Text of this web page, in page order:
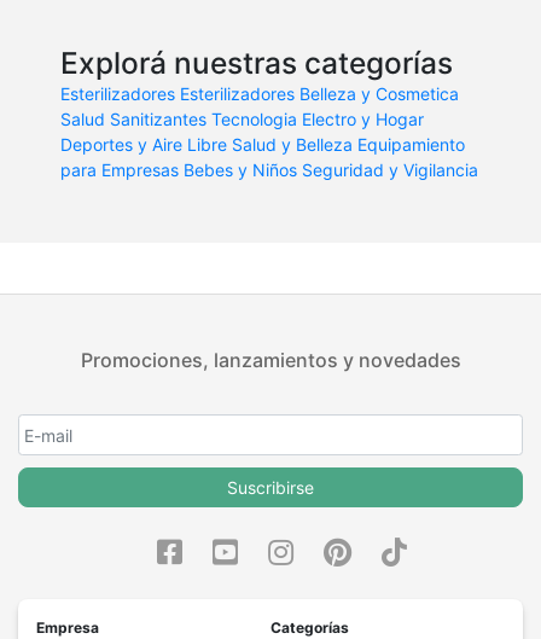
Explorá nuestras categorías
Esterilizadores Esterilizadores Belleza y Cosmetica
Salud Sanitizantes Tecnologia Electro y Hogar
Deportes y Aire Libre Salud y Belleza Equipamiento
para Empresas Bebes y Niños Seguridad y Vigilancia
Promociones, lanzamientos y novedades
Suscribirse
Empresa
Categorías